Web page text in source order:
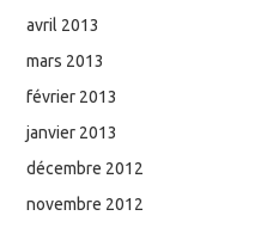
avril 2013
mars 2013
février 2013
janvier 2013
décembre 2012
novembre 2012